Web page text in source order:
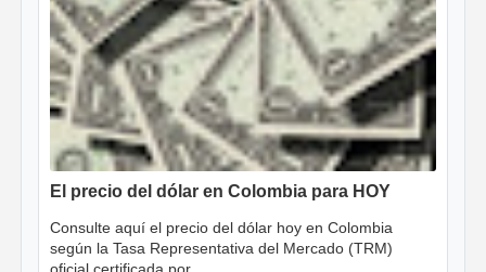
El precio del dólar en Colombia para HOY
Consulte aquí el precio del dólar hoy en Colombia
según la Tasa Representativa del Mercado (TRM)